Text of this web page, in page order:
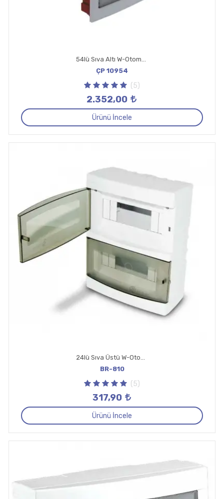
54lü Sıva Altı W-Otomat Kutusu 18X3
ÇP 10954
(5)
2.352,00
Ürünü İncele
24lü Sıva Üstü W-Otomat Kutusu
BR-810
(5)
317,90
Ürünü İncele